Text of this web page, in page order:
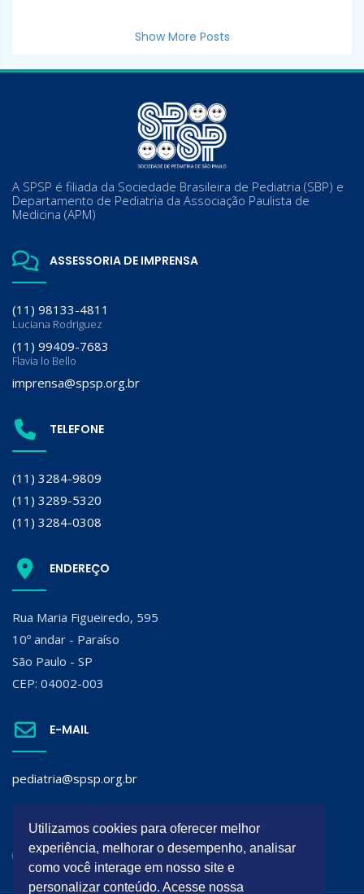
Show More Posts
A SPSP é filiada da Sociedade Brasileira de Pediatria (SBP) e
Departamento de Pediatria da Associação Paulista de
Medicina (APM)
ASSESSORIA DE IMPRENSA
(11) 98133-4811
Luciana Rodriguez
(11) 99409-7683
Flavia lo Bello
imprensa@spsp.org.br
TELEFONE
(11) 3284-9809
(11) 3289-5320
(11) 3284-0308
ENDEREÇO
Rua Maria Figueiredo, 595
10º andar - Paraíso
São Paulo - SP
CEP: 04002-003
E-MAIL
pediatria@spsp.org.br
SIGA A SPSP:
Utilizamos cookies para oferecer melhor
experiência, melhorar o desempenho, analisar
como você interage em nosso site e
personalizar conteúdo. Acesse nossa